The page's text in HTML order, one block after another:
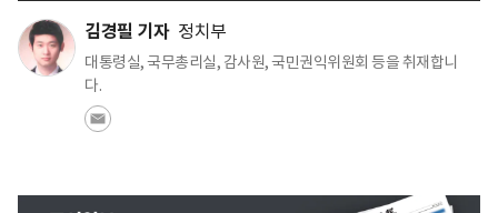
김경필 기자 정치부
대통령실, 국무총리실, 감사원, 국민권익위원회 등을 취재합니
다.